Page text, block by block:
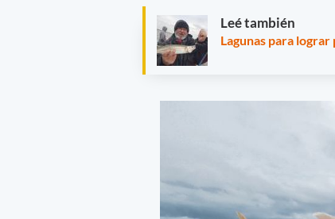
Leé también
Lagunas para